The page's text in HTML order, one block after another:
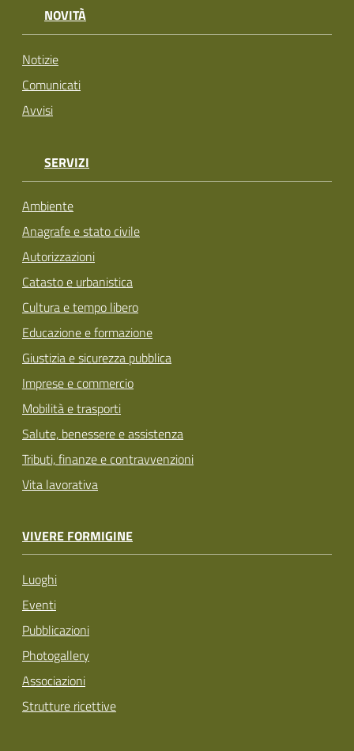
NOVITÀ
Notizie
Comunicati
Avvisi
SERVIZI
Ambiente
Anagrafe e stato civile
Autorizzazioni
Catasto e urbanistica
Cultura e tempo libero
Educazione e formazione
Giustizia e sicurezza pubblica
Imprese e commercio
Mobilità e trasporti
Salute, benessere e assistenza
Tributi, finanze e contravvenzioni
Vita lavorativa
VIVERE FORMIGINE
Luoghi
Eventi
Pubblicazioni
Photogallery
Associazioni
Strutture ricettive